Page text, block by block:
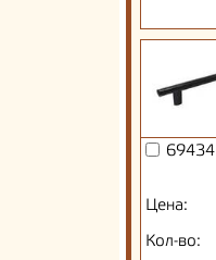
69434
Цена:
Кол-во: